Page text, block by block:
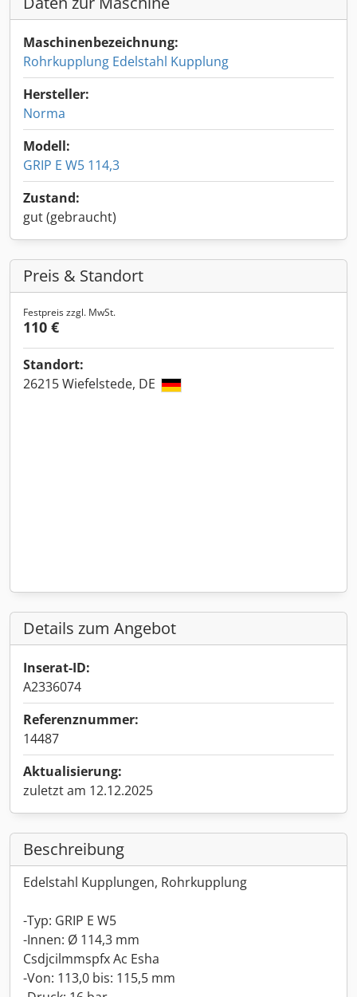
Maschinenbezeichnung:
Rohrkupplung Edelstahl Kupplung
Hersteller:
Norma
Modell:
GRIP E W5 114,3
Zustand:
gut (gebraucht)
Preis & Standort
Festpreis zzgl. MwSt.
110 €
Standort:
26215 Wiefelstede, DE
Details zum Angebot
Inserat-ID:
A2336074
Referenznummer:
14487
Aktualisierung:
zuletzt am 12.12.2025
Beschreibung
Edelstahl Kupplungen, Rohrkupplung
-Typ: GRIP E W5
-Innen: Ø 114,3 mm
Csdjcilmmspfx Ac Esha
-Von: 113,0 bis: 115,5 mm